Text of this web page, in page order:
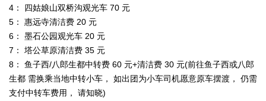
4： 四姑娘山双桥沟观光车 70 元
5： 惠远寺清洁费 20 元
6： 墨石公园观光车 20 元
7： 塔公草原清洁费 35 元
8： 鱼子西/八郎生都中转费 60 元+清洁费 30 元(前往鱼子西或八郎
生都 需换乘当地中转小车， 如出团为小车司机愿意原车摆渡， 仍需
支付中转车费用， 请知晓)